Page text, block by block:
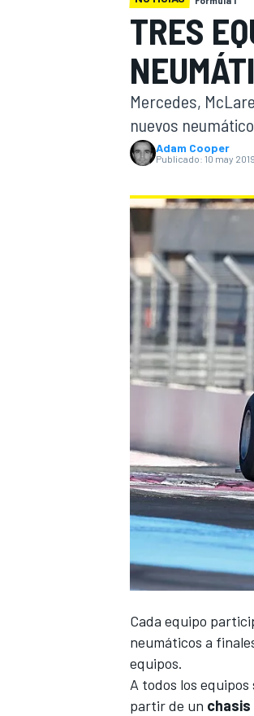
INDYCAR
MOTOGP
TRES
Mercedes,
nuevos
Adam Cooper
Publicado: 10 may
Cada equipo
neumáticos a
equipos.
A todos los
partir de un chasis